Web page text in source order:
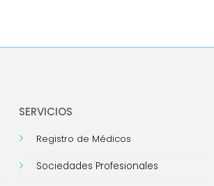
SERVICIOS
Registro de Médicos
Sociedades Profesionales